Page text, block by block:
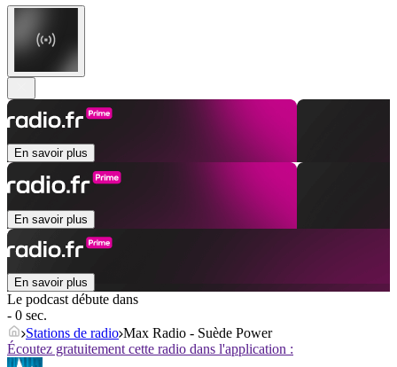
En savoir plus
En savoir plus
En savoir plus
Le podcast débute dans
- 0 sec.
Stations de radio Max Radio - Suède Power
Écoutez gratuitement cette radio dans l'application :